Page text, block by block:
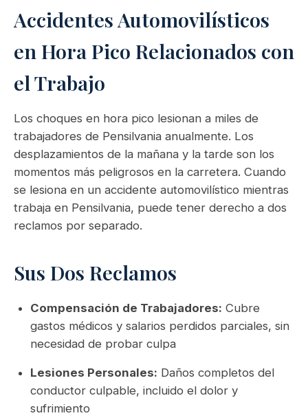
Accidentes Automovilísticos
en Hora Pico Relacionados con
el Trabajo
Los choques en hora pico lesionan a miles de
trabajadores de Pensilvania anualmente. Los
desplazamientos de la mañana y la tarde son los
momentos más peligrosos en la carretera. Cuando
se lesiona en un accidente automovilístico mientras
trabaja en Pensilvania, puede tener derecho a dos
reclamos por separado.
Sus Dos Reclamos
Compensación de Trabajadores: Cubre
gastos médicos y salarios perdidos parciales, sin
necesidad de probar culpa
Lesiones Personales: Daños completos del
conductor culpable, incluido el dolor y
sufrimiento